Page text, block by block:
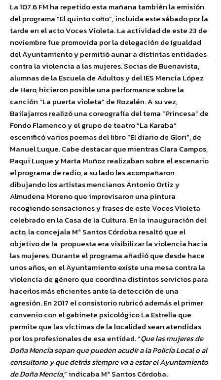
La 107.6 FM ha repetido esta mañana también la emisión
del programa “El quinto coño”, incluida este sábado por la
tarde en el acto Voces Violeta. La actividad de este 23 de
noviembre fue promovida por la delegación de Igualdad
del Ayuntamiento y permitió aunar a distintas entidades
contra la violencia a las mujeres. Socias de Buenavista,
alumnas de la Escuela de Adultos y del IES Mencía López
de Haro, hicieron posible una performance sobre la
canción “La puerta violeta” de Rozalén. A su vez,
Bailajarros realizó una coreografía del tema “Princesa” de
Fondo Flamenco y el grupo de teatro “La Karaba”
escenificó varios poemas del libro “El diario de Glori”, de
Manuel Luque. Cabe destacar que mientras Clara Campos,
Paqui Luque y Marta Muñoz realizaban sobre el escenario
el programa de radio, a su lado les acompañaron
dibujando los artistas mencianos Antonio Ortiz y
Almudena Moreno que improvisaron una pintura
recogiendo sensaciones y frases de este Voces Violeta
celebrado en la Casa de la Cultura. En la inauguración del
acto, la concejala Mª Santos Córdoba resaltó que el
objetivo de la propuesta era visibilizar la violencia hacia
las mujeres. Durante el programa añadió que desde hace
unos años, en el Ayuntamiento existe una mesa contra la
violencia de género que coordina distintos servicios para
hacerlos más eficientes ante la detección de una
agresión. En 2017 el consistorio rubricó además el primer
convenio con el gabinete psicológico La Estrella que
permite que las víctimas de la localidad sean atendidas
por los profesionales de esa entidad. “Que las mujeres de
Doña Mencía sepan que pueden acudir a la Policía Local o al
consultorio y que detrás siempre va a estar el Ayuntamiento
de Doña Mencía,” indicaba Mª Santos Córdoba.